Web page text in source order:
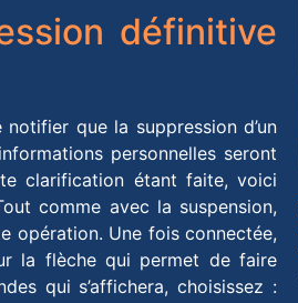
définitive
que la suppression d’un
personnelles seront
clarification étant faite, voici
comme avec la suspension,
opération. Une fois connectée,
la flèche qui permet de faire
qui s’affichera, choisissez :